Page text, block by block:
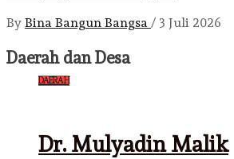
By Bina Bangun Bangsa / 3 Juli 2026
Daerah dan Desa
DAERAH
Dr. Mulyadin Malik